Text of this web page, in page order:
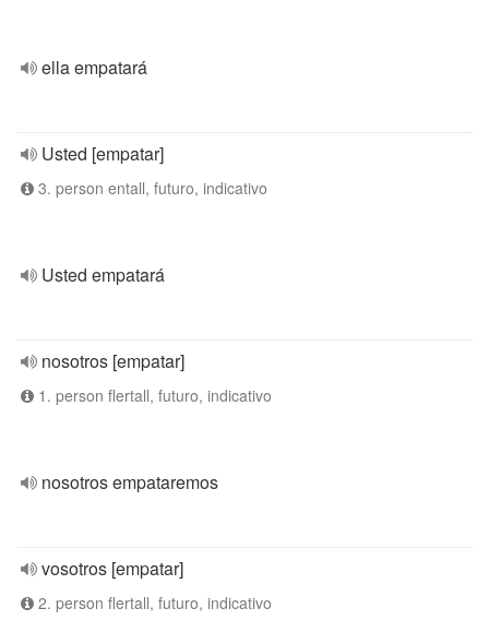
ella empatará
Usted [empatar]
3. person entall, futuro, indicativo
Usted empatará
nosotros [empatar]
1. person flertall, futuro, indicativo
nosotros empataremos
vosotros [empatar]
2. person flertall, futuro, indicativo